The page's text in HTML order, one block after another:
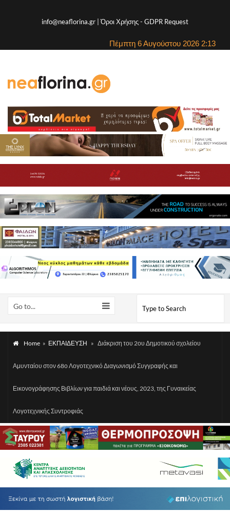
info@neaflorina.gr |Όροι Χρήσης- GDPR Request
Πέμπτη 6 Αυγούστου 2026 2:13
Go to...
Home » ΕΚΠΑΙΔΕΥΣΗ » Διάκριση του 2ου Δημοτικού σχολείου
Αμυνταίου στον 68ο Λογοτεχνικό Διαγωνισμό Συγγραφής και
Εικονογράφησης Βιβλίων για παιδιά και νέους, 2023, της Γυναικείας
Λογοτεχνικής Συντροφιάς